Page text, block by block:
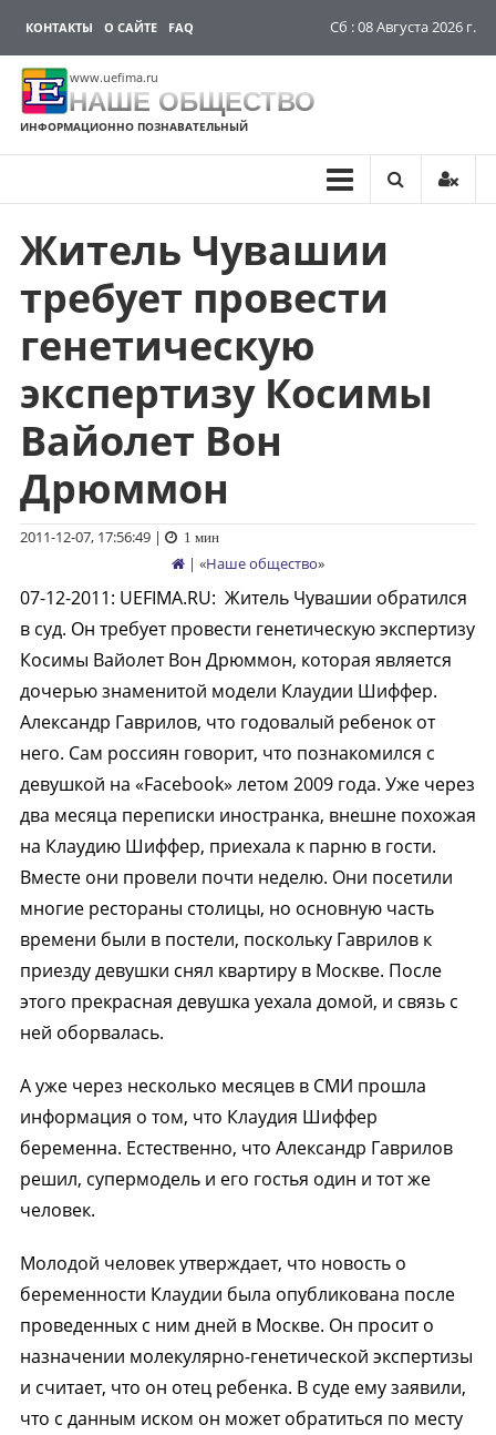
КОНТАКТЫ О САЙТЕ FAQ Сб : 08 Августа 2026 г.
www.uefima.ru
НАШЕ ОБЩЕСТВО
ИНФОРМАЦИОННО ПОЗНАВАТЕЛЬНЫЙ
Перейти
содержимому
Житель Чувашии
требует провести
генетическую
экспертизу Косимы
Вайолет Вон
Дрюммон
2011-12-07, 17:56:49| 1 мин
| «Наше общество»
07-12-2011: UEFIMA.RU: Житель Чувашии обратился
в суд. Он требует провести генетическую экспертизу
Косимы Вайолет Вон Дрюммон, которая является
дочерью знаменитой модели Клаудии Шиффер.
Александр Гаврилов, что годовалый ребенок от
него. Сам россиян говорит, что познакомился с
девушкой на «Facebook» летом 2009 года. Уже через
два месяца переписки иностранка, внешне похожая
на Клаудию Шиффер, приехала к парню в гости.
Вместе они провели почти неделю. Они посетили
многие рестораны столицы, но основную часть
времени были в постели, поскольку Гаврилов к
приезду девушки снял квартиру в Москве. После
этого прекрасная девушка уехала домой, и связь с
ней оборвалась.
А уже через несколько месяцев в СМИ прошла
информация о том, что Клаудия Шиффер
беременна. Естественно, что Александр Гаврилов
решил, супермодель и его гостья один и тот же
человек.
Молодой человек утверждает, что новость о
беременности Клаудии была опубликована после
проведенных с ним дней в Москве. Он просит о
назначении молекулярно-генетической экспертизы
и считает, что он отец ребенка. В суде ему заявили,
что с данным иском он может обратиться по месту